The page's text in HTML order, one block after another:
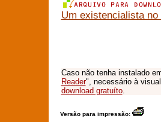
Um existencialista no
Caso não tenha instalado
Reader", necessário à
download gratuíto.
Versão para impressão: